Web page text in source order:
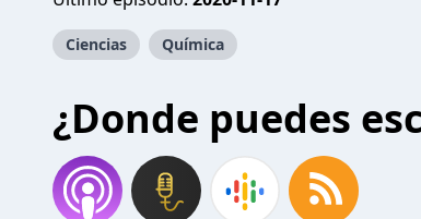
Ciencias Química
¿Donde puedes